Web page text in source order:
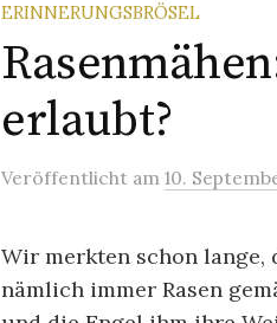
ERINNERUNGSBRÖSEL
erlaubt?
Veröffentlicht am 10.
Wir merkten schon lange,
nämlich immer Rasen